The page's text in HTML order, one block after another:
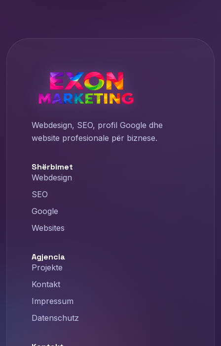
Webdesign, SEO, profil Google dhe
website profesionale për biznese.
Shërbimet
Webdesign
SEO
Google
Websites
Agjencia
Projekte
Kontakt
Impressum
Datenschutz